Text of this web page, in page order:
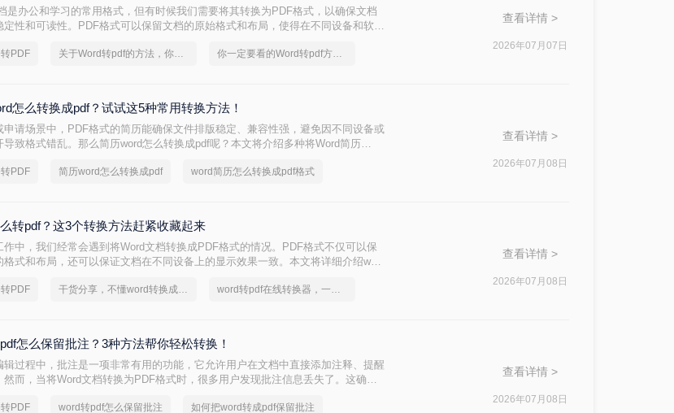
是办公和学习的常用格式，但有时候我们需要将其转换为PDF格式，以确保文档
定性和可读性。PDF格式可以保留文档的原始格式和布局，使得在不同设备和软件
的方法，帮助您轻松完成转换。
PDF 关于Word转pdf的方法，你一定要学会 你一定要看的Word转pdf方法，看到的都学会了
查看详情 >
2026年07月07日
怎么转换成pdf？试试这5种常用转换方法！
申请场景中，PDF格式的简历能确保文件排版稳定、兼容性强，避免因不同设备或
导致格式错乱。那么简历word怎么转换成pdf呢？本文将介绍多种将Word简历
PDF 简历word怎么转换成pdf word简历怎么转换成pdf格式
查看详情 >
2026年07月08日
转pdf？这3个转换方法赶紧收藏起来
作中，我们经常会遇到将Word文档转换成PDF格式的情况。PDF格式不仅可以保
格式和布局，还可以保证文档在不同设备上的显示效果一致。本文将详细介绍word
PDF 干货分享，不懂word转换成pdf的朋友快快收藏起来 word转pdf在线转换器，一起来学习吧
查看详情 >
2026年07月08日
怎么保留批注？3种方法帮你轻松转换！
辑过程中，批注是一项非常有用的功能，它允许用户在文档中直接添加注释、提醒
然而，当将Word文档转换为PDF格式时，很多用户发现批注信息丢失了。这确实
将为您提供解决方案。
PDF word转pdf怎么保留批注 如何把word转成pdf保留批注
查看详情 >
2026年07月08日